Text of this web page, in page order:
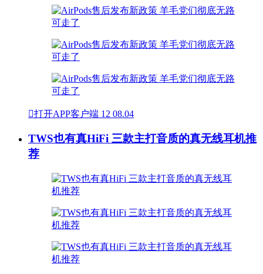
打开APP客户端 12 08.04
TWS也有真HiFi 三款主打音质的真无线耳机推
荐